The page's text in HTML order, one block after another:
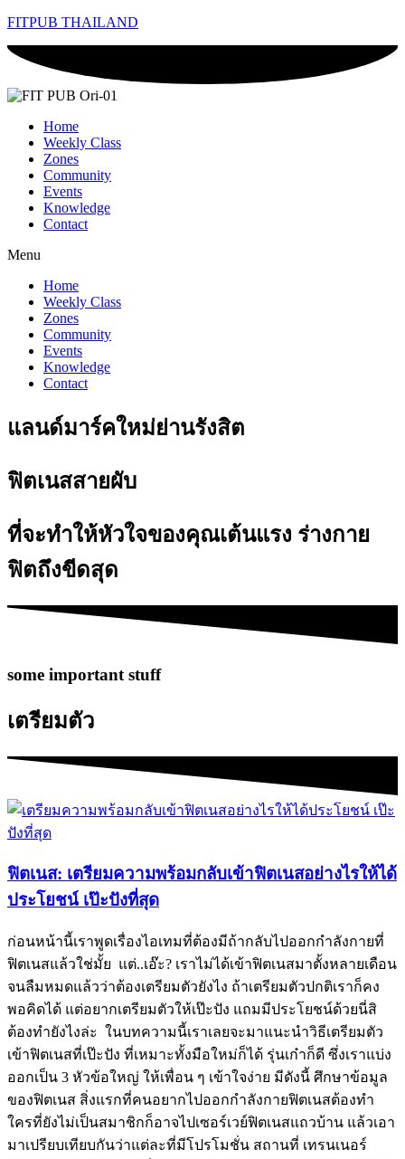
FITPUB THAILAND
Home
Weekly Class
Zones
Community
Events
Knowledge
Contact
Menu
Home
Weekly Class
Zones
Community
Events
Knowledge
Contact
แลนด์มาร์คใหม่ย่านรังสิต
ฟิตเนสสายผับ
ที่จะทำให้หัวใจของคุณเต้นแรง ร่างกาย
ฟิตถึงขีดสุด
some important stuff
เตรียมตัว
ฟิตเนส: เตรียมความพร้อมกลับเข้าฟิตเนสอย่างไรให้ได้
ประโยชน์ เป๊ะปังที่สุด
ก่อนหน้านี้เราพูดเรื่องไอเทมที่ต้องมีถ้ากลับไปออกกำลังกายที่
ฟิตเนสแล้วใช่มั้ย แต่..เอ๊ะ? เราไม่ได้เข้าฟิตเนสมาตั้งหลายเดือน
จนลืมหมดแล้วว่าต้องเตรียมตัวยังไง ถ้าเตรียมตัวปกติเราก็คง
พอคิดได้ แต่อยากเตรียมตัวให้เป๊ะปัง แถมมีประโยชน์ด้วยนี่สิ
ต้องทำยังไงล่ะ ในบทความนี้เราเลยจะมาแนะนำวิธีเตรียมตัว
เข้าฟิตเนสที่เป๊ะปัง ที่เหมาะทั้งมือใหม่ก็ได้ รุ่นเก๋าก็ดี ซึ่งเราแบ่ง
ออกเป็น 3 หัวข้อใหญ่ ให้เพื่อน ๆ เข้าใจง่าย มีดังนี้ ศึกษาข้อมูล
ของฟิตเนส สิ่งแรกที่คนอยากไปออกกำลังกายฟิตเนสต้องทำ
ใครที่ยังไม่เป็นสมาชิกก็อาจไปเซอร์เวย์ฟิตเนสแถวบ้าน แล้วเอา
มาเปรียบเทียบกันว่าแต่ละที่มีโปรโมชั่น สถานที่ เทรนเนอร์